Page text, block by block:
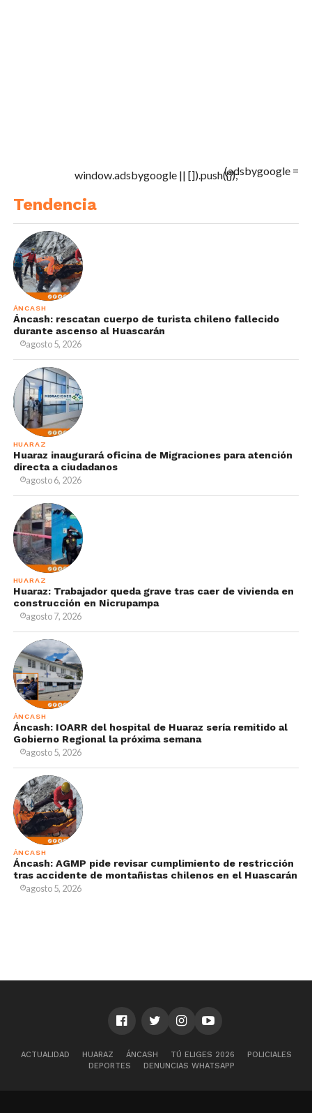
(adsbygoogle =
window.adsbygoogle || []).push({});
Tendencia
ÁNCASH
Áncash: rescatan cuerpo de turista chileno fallecido
durante ascenso al Huascarán
agosto 5, 2026
HUARAZ
Huaraz inaugurará oficina de Migraciones para atención
directa a ciudadanos
agosto 6, 2026
HUARAZ
Huaraz: Trabajador queda grave tras caer de vivienda en
construcción en Nicrupampa
agosto 7, 2026
ÁNCASH
Áncash: IOARR del hospital de Huaraz sería remitido al
Gobierno Regional la próxima semana
agosto 5, 2026
ÁNCASH
Áncash: AGMP pide revisar cumplimiento de restricción
tras accidente de montañistas chilenos en el Huascarán
agosto 5, 2026
ACTUALIDAD HUARAZ ÁNCASH TÚ ELIGES 2026
POLICIALES
DEPORTES
DENUNCIAS WHATSAPP